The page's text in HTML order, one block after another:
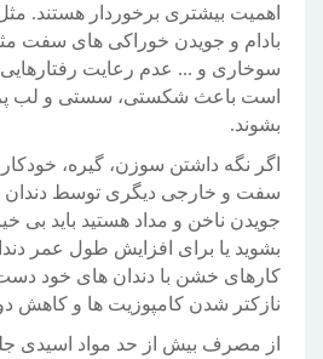
اهمیت بیشتری برخوردار هستند.
بادام و جویدن خوراکی های سفت
سوخاری و ... عدم رعایت
است باعث شکستی، سستی و لب
بشوند.
اگر نگه داشتن سوزن، گیره،
سفت و خارجی دیگری توسط دندان را
جویدن ناخن و مداد هستید باید بی
بشوید یا برای افزایش طول عمر
کارهای خشن با دندان های خود
نازکتر شدن کامپوزیت ها و کاهش
از مصرف بیش از حد مواد اسیدی